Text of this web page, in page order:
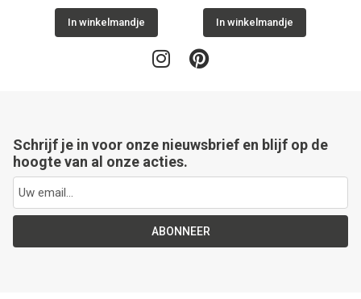
In winkelmandje In winkelmandje
Schrijf je in voor onze nieuwsbrief en blijf op de
hoogte van al onze acties.
ABONNEER